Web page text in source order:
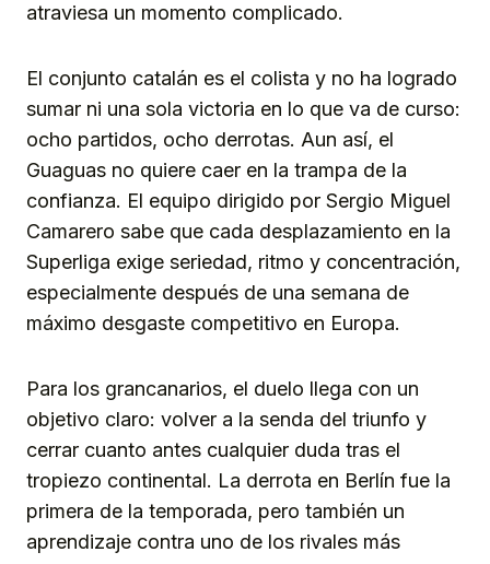
atraviesa un momento complicado.
El conjunto catalán es el colista y no ha logrado
sumar ni una sola victoria en lo que va de curso:
ocho partidos, ocho derrotas. Aun así, el
Guaguas no quiere caer en la trampa de la
confianza. El equipo dirigido por Sergio Miguel
Camarero sabe que cada desplazamiento en la
Superliga exige seriedad, ritmo y concentración,
especialmente después de una semana de
máximo desgaste competitivo en Europa.
Para los grancanarios, el duelo llega con un
objetivo claro: volver a la senda del triunfo y
cerrar cuanto antes cualquier duda tras el
tropiezo continental. La derrota en Berlín fue la
primera de la temporada, pero también un
aprendizaje contra uno de los rivales más